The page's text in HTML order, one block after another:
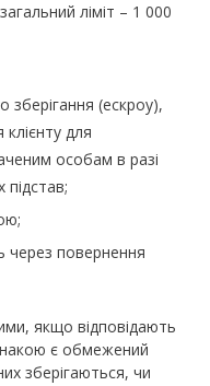
ліміт – 1 000
зберігання (ескроу),
для
особам в разі
через повернення
якщо відповідають
є обмежений
зберігаються, чи